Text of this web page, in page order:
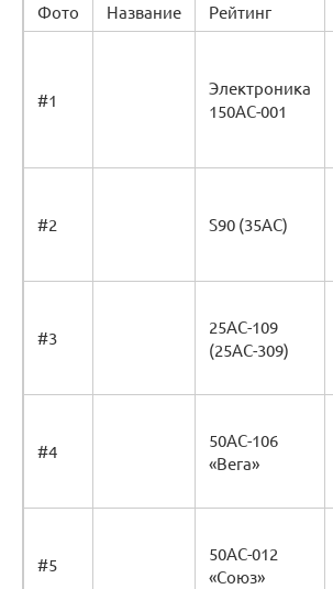
Фото Название Рейтинг
#1
Электроника
150АС-001
#2 S90 (35AC)
#3
25АС-109
(25АС-309)
#4
50АС-106
«Вега»
#5
50АС-012
«Союз»